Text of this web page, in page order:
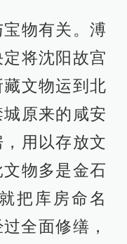
物有关。溥
将沈阳故宫
文物运到北
原来的咸安
用以存放文
物多是金石
把库房命名
全面修缮，